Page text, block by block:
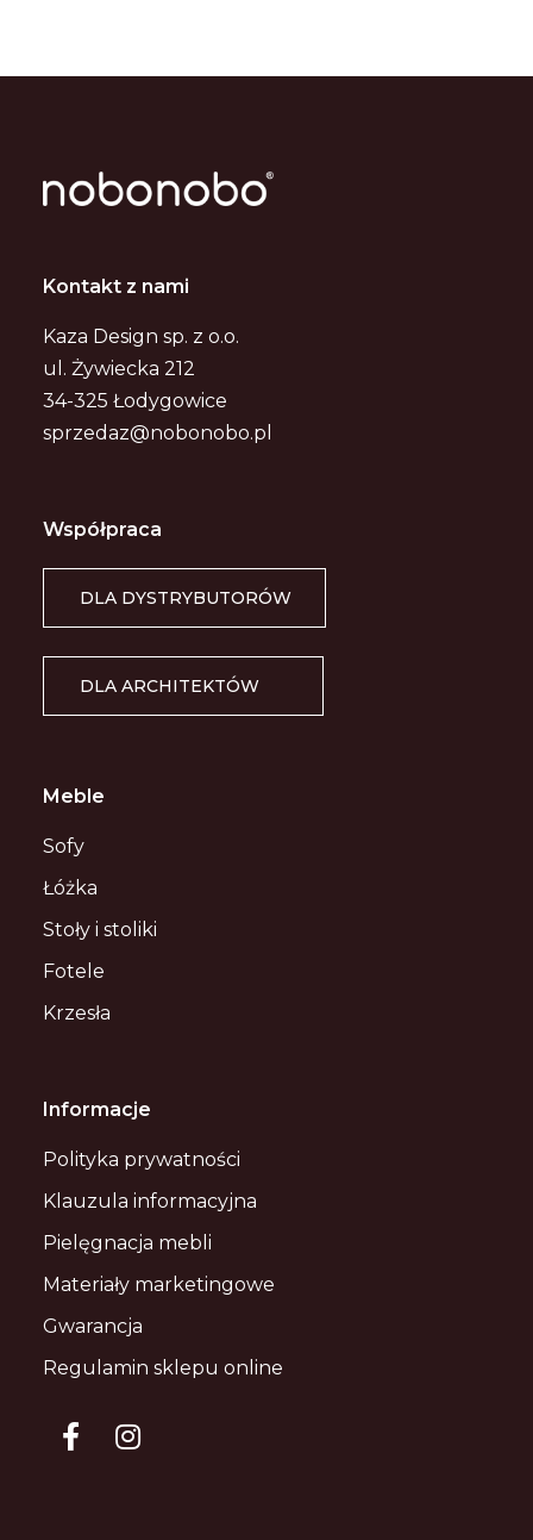
Kontakt z nami
Kaza Design sp. z o.o.
ul. Żywiecka 212
34-325 Łodygowice
sprzedaz@nobonobo.pl
Meble
Sofy
Łóżka
Stoły i stoliki
Fotele
Krzesła
Współpraca
DLA DYSTRYBUTORÓW
DLA ARCHITEKTÓW
Informacje
Polityka prywatności
Klauzula informacyjna
Pielęgnacja mebli
Materiały marketingowe
Gwarancja
Regulamin sklepu online